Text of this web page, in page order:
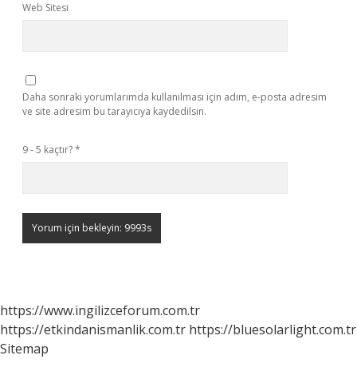
Web Sitesi
Daha sonraki yorumlarımda kullanılması için adım, e-posta adresim
ve site adresim bu tarayıcıya kaydedilsin.
9 - 5 kaçtır?*
https://www.ingilizceforum.com.tr
https://etkindanismanlik.com.tr https://bluesolarlight.com.tr
Sitemap